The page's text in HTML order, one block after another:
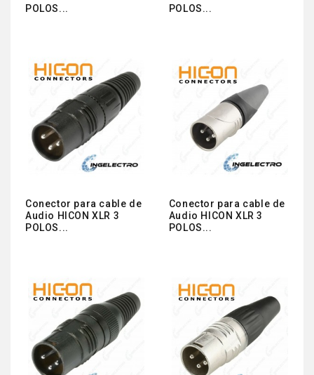
POLOS...
POLOS...
Conector para cable de
Audio HICON XLR 3
POLOS...
Conector para cable de
Audio HICON XLR 3
POLOS...